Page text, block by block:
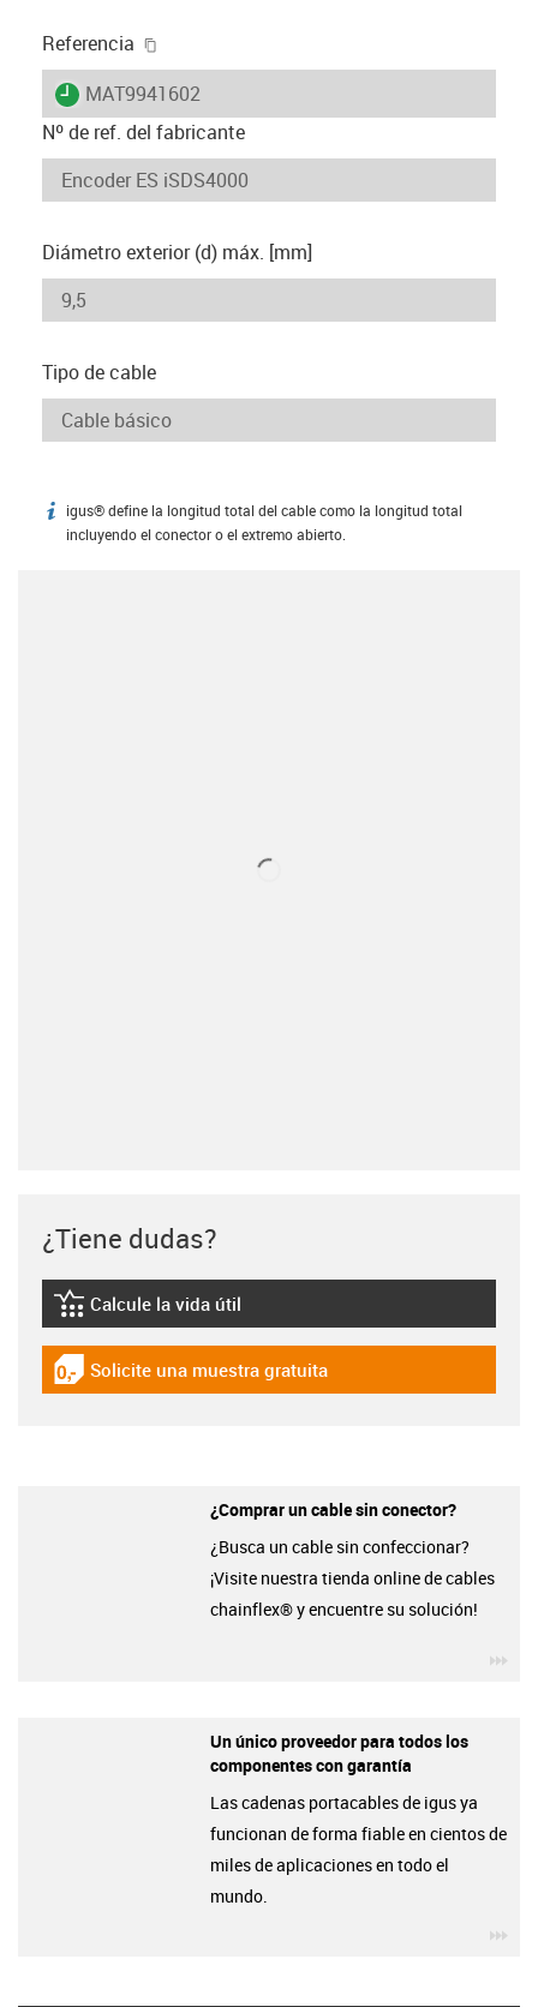
Referencia
igus-icon-lieferzeit
MAT9941602
Nº de ref. del fabricante
Diámetro exterior (d) máx. [mm]
Tipo de cable
igus-icon-info
igus® define la longitud total del cable como la longitud total
incluyendo el conector o el extremo abierto.
¿Tiene dudas?
igus-icon-lebensdauerrechner
Calcule la vida útil
igus-icon-gratismuster
Solicite una muestra gratuita
¿Comprar un cable sin conector?
¿Busca un cable sin confeccionar?
¡Visite nuestra tienda online de cables
chainflex® y encuentre su solución!
Un único proveedor para todos los
componentes con garantía
Las cadenas portacables de igus ya
funcionan de forma fiable en cientos de
miles de aplicaciones en todo el
mundo.